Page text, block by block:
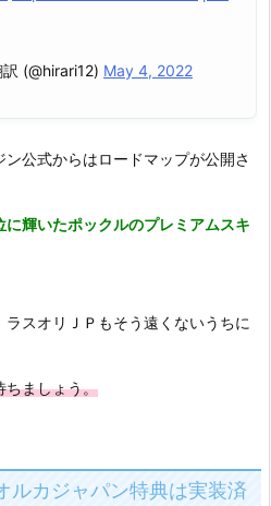
(@hirari12) May 4, 2022
公式からはロードマップが公開さ
輝いたポックルのプレミアムスキ
スオリＪＰもそう遠くないうちに
ちましょう。
カジャパン特典は実装済